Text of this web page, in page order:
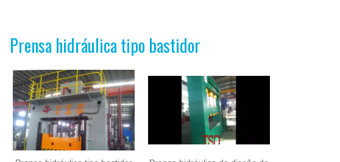
Prensa hidráulica tipo bastidor